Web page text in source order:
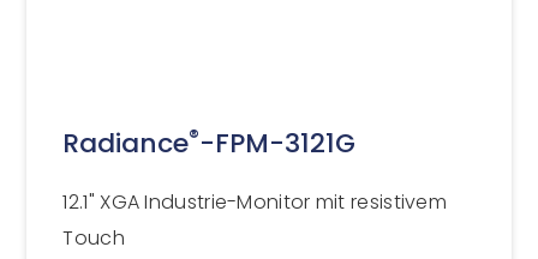
Radiance®-FPM-3121G
12.1" XGA Industrie-Monitor mit resistivem
Touch